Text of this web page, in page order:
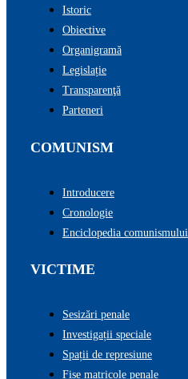
Istoric
Obiective
Organigramă
Legislație
Transparenţă
Parteneri
COMUNISM
Introducere
Cronologie
Enciclopedia comunismului
VICTIME
Sesizări penale
Investigații speciale
Spații de represiune
Fișe matricole penale